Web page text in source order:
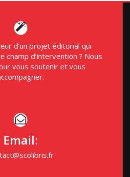
d’un projet éditorial qui
champ d’intervention ? Nous
vous soutenir et vous
Email: